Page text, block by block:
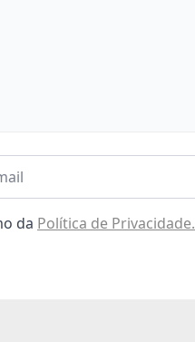
da Política de Privacidade.